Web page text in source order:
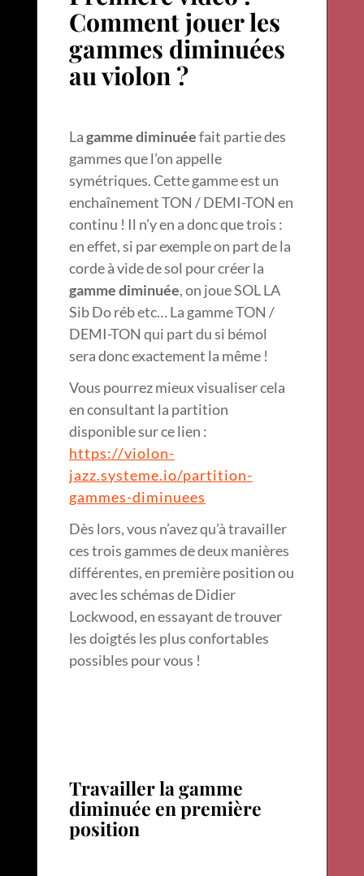
Comment jouer les
gammes diminuées
au violon ?
Lagamme diminuéefait partie des
gammes que l’on appelle
symétriques. Cette gamme est un
enchaînement TON / DEMI-TON en
continu ! Il n’y en a donc que trois :
en effet, si par exemple on part de la
corde à vide de sol pour créer la
gamme diminuée, on joue SOL LA
Sib Do réb etc… La gamme TON /
DEMI-TON qui part du si bémol
sera donc exactement la même !
Vous pourrez mieux visualiser cela
en consultant la partition
disponible sur ce lien :
https://violon-
jazz.systeme.io/partition-
gammes-diminuees
Dès lors, vous n’avez qu’à travailler
ces trois gammes de deux manières
différentes, en première position ou
avec les schémas de Didier
Lockwood, en essayant de trouver
les doigtés les plus confortables
possibles pour vous !
Travailler la gamme
diminuée en première
position